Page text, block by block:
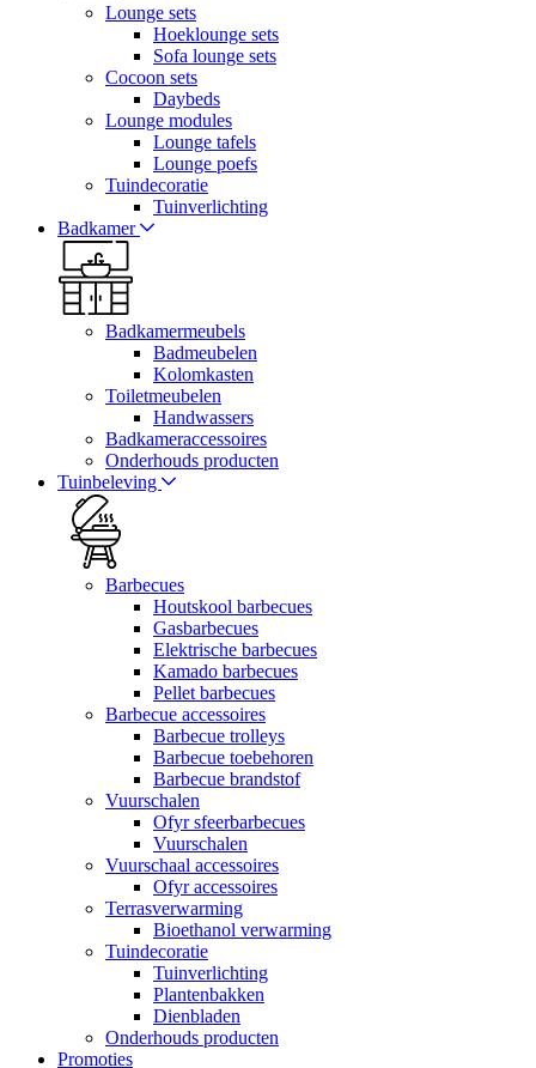
Lounge sets
Hoeklounge sets
Sofa lounge sets
Cocoon sets
Daybeds
Lounge modules
Lounge tafels
Lounge poefs
Tuindecoratie
Tuinverlichting
Badkamer
Badkamermeubels
Badmeubelen
Kolomkasten
Toiletmeubelen
Handwassers
Badkameraccessoires
Onderhouds producten
Tuinbeleving
Barbecues
Houtskool barbecues
Gasbarbecues
Elektrische barbecues
Kamado barbecues
Pellet barbecues
Barbecue accessoires
Barbecue trolleys
Barbecue toebehoren
Barbecue brandstof
Vuurschalen
Ofyr sfeerbarbecues
Vuurschalen
Vuurschaal accessoires
Ofyr accessoires
Terrasverwarming
Bioethanol verwarming
Tuindecoratie
Tuinverlichting
Plantenbakken
Dienbladen
Onderhouds producten
Promoties